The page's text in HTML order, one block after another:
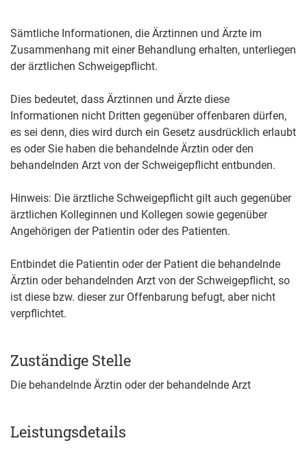
Sämtliche Informationen, die Ärztinnen und Ärzte im
Zusammenhang mit einer Behandlung erhalten, unterliegen
der ärztlichen Schweigepflicht.
Dies bedeutet, dass Ärztinnen und Ärzte diese
Informationen nicht Dritten gegenüber offenbaren dürfen,
es sei denn, dies wird durch ein Gesetz ausdrücklich erlaubt
es oder Sie haben die behandelnde Ärztin oder den
behandelnden Arzt von der Schweigepflicht entbunden.
Hinweis: Die ärztliche Schweigepflicht gilt auch gegenüber
ärztlichen Kolleginnen und Kollegen sowie gegenüber
Angehörigen der Patientin oder des Patienten.
Entbindet die Patientin oder der Patient die behandelnde
Ärztin oder behandelnden Arzt von der Schweigepflicht, so
ist diese bzw. dieser zur Offenbarung befugt, aber nicht
verpflichtet.
Zuständige Stelle
Die behandelnde Ärztin oder der behandelnde Arzt
Leistungsdetails